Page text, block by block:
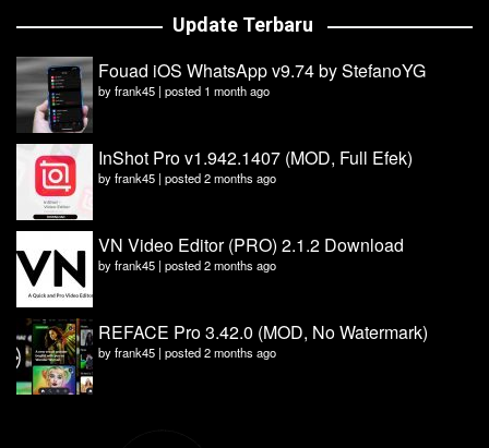
Update Terbaru
Fouad iOS WhatsApp v9.74 by StefanoYG
byfrank45 | posted 1 month ago
InShot Pro v1.942.1407 (MOD, Full Efek)
byfrank45 | posted 2 months ago
VN Video Editor (PRO) 2.1.2 Download
byfrank45 | posted 2 months ago
REFACE Pro 3.42.0 (MOD, No Watermark)
byfrank45 | posted 2 months ago